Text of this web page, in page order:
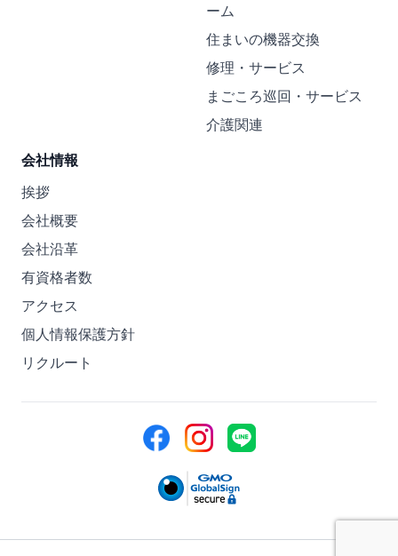
ーム
住まいの機器交換
修理・サービス
まごころ巡回・サービス
介護関連
会社情報
挨拶
会社概要
会社沿革
有資格者数
アクセス
個人情報保護方針
リクルート